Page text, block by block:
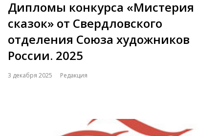
Дипломы конкурса «Мистерия
сказок» от Свердловского
отделения Союза художников
России. 2025
3 декабря 2025 Редакция